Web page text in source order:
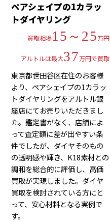
ペアシェイプの1カラッ
トダイヤリング
買取相場15～25万円
アルトルは最大37万円で買取
東京都世田谷区在住のお客様
より、ペアシェイプの1カラッ
トダイヤリングをアルトル銀
座店にてお売りいただきまし
た。鑑定書がなく、店舗によ
って査定額に差が出やすい条
件でしたが、ダイヤそのもの
の透明感や輝き、K18素材との
調和を総合的に評価し、高価
買取が実現しました。ダイヤ
買取を検討されている方にと
って、安心材料となる実例で
す。